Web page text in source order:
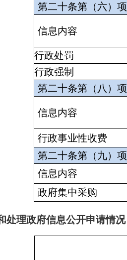
第二十条第（六）项
信息内容
行政处罚
行政强制
第二十条第（八）项
信息内容
行政事业性收费
第二十条第（九）项
信息内容
政府集中采购
处理政府信息公开申请情况